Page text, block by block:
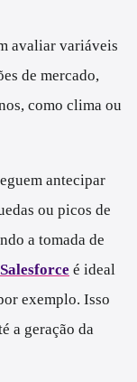
avaliar variáveis
de mercado,
como clima ou
antecipar
ou picos de
a tomada de
é ideal
exemplo. Isso
a geração da